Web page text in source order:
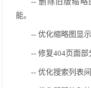
-- 删除旧版缩略
能。
-- 优化缩略图显
-- 修复404页面部
-- 优化搜索列表